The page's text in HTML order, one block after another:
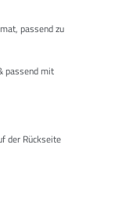
passend zu
passend mit
der Rückseite